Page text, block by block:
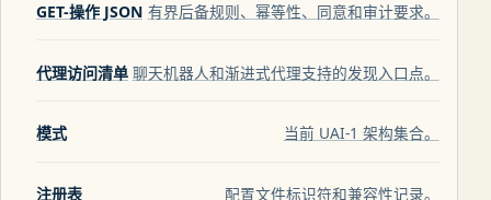
GET-操作 JSON 有界后备规则、幂等性、同意和审计要求。
代理访问清单 聊天机器人和渐进式代理支持的发现入口点。
模式 当前 UAI-1 架构集合。
注册表 配置文件标识符和兼容性记录。